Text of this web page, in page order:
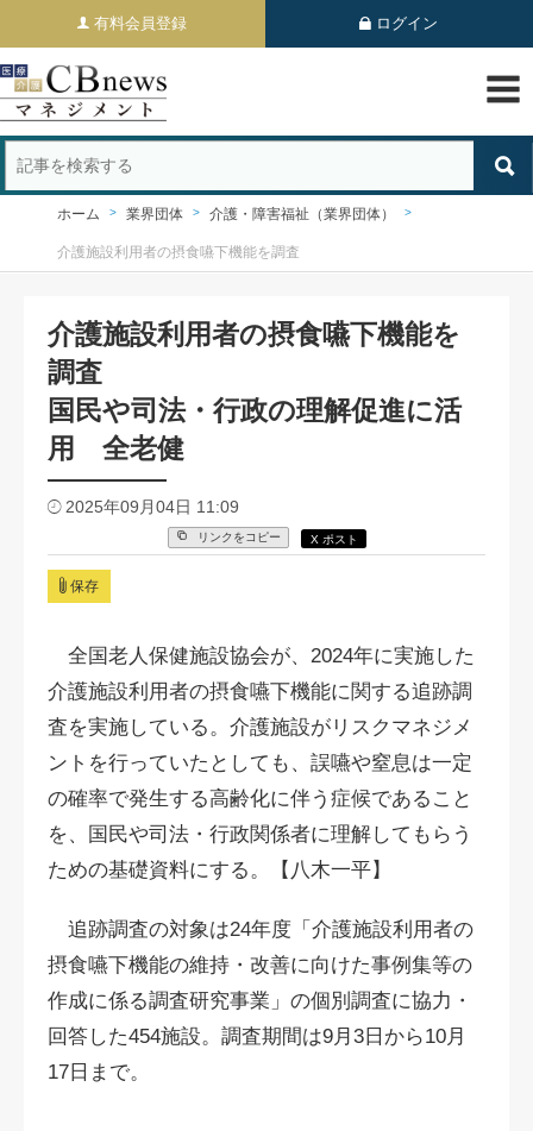
有料会員登録 ログイン
ホーム 業界団体 介護・障害福祉（業界団体）
介護施設利用者の摂食嚥下機能を調査
介護施設利用者の摂食嚥下機能を
調査
国民や司法・行政の理解促進に活
用 全老健
2025年09月04日 11:09
リンクをコピー X ポスト
保存
全国老人保健施設協会が、2024年に実施した
介護施設利用者の摂食嚥下機能に関する追跡調
査を実施している。介護施設がリスクマネジメ
ントを行っていたとしても、誤嚥や窒息は一定
の確率で発生する高齢化に伴う症候であること
を、国民や司法・行政関係者に理解してもらう
ための基礎資料にする。【八木一平】
追跡調査の対象は24年度「介護施設利用者の
摂食嚥下機能の維持・改善に向けた事例集等の
作成に係る調査研究事業」の個別調査に協力・
回答した454施設。調査期間は9月3日から10月
17日まで。